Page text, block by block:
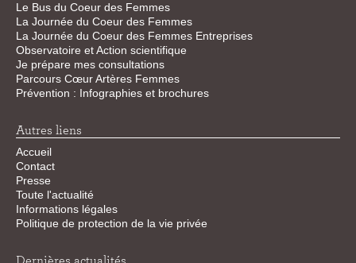
Le Bus du Coeur des Femmes
La Journée du Coeur des Femmes
La Journée du Coeur des Femmes Entreprises
Observatoire et Action scientifique
Je prépare mes consultations
Parcours Cœur Artères Femmes
Prévention : Infographies et brochures
Autres liens
Accueil
Contact
Presse
Toute l'actualité
Informations légales
Politique de protection de la vie privée